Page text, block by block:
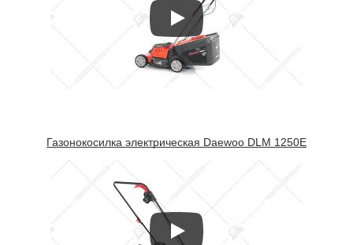
Газонокосилка электрическая Daewoo DLM 1250E